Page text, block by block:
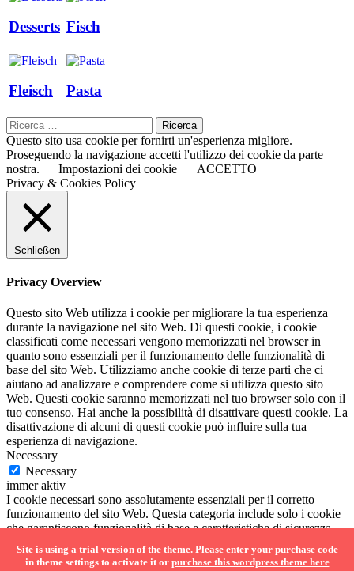
Desserts Fisch
Fleisch Pasta
Questo sito usa cookie per fornirti un'esperienza migliore.
Proseguendo la navigazione accetti l'utilizzo dei cookie da parte
nostra.
Impostazioni dei cookie
ACCETTO
Privacy & Cookies Policy
Schließen
Privacy Overview
Questo sito Web utilizza i cookie per migliorare la tua esperienza
durante la navigazione nel sito Web. Di questi cookie, i cookie
classificati come necessari vengono memorizzati nel browser in
quanto sono essenziali per il funzionamento delle funzionalità di
base del sito Web. Utilizziamo anche cookie di terze parti che ci
aiutano ad analizzare e comprendere come si utilizza questo sito
Web. Questi cookie saranno memorizzati nel tuo browser solo con il
tuo consenso. Hai anche la possibilità di disattivare questi cookie. La
disattivazione di alcuni di questi cookie può influire sulla tua
esperienza di navigazione.
Necessary
Necessary
immer aktiv
I cookie necessari sono assolutamente essenziali per il corretto
funzionamento del sito Web. Questa categoria include solo i cookie
che garantiscono funzionalità di base e caratteristiche di sicurezza
personale.
Site is using a trial version of the theme. Please enter your purchase code
in theme settings to activate it or purchase this wordpress theme here